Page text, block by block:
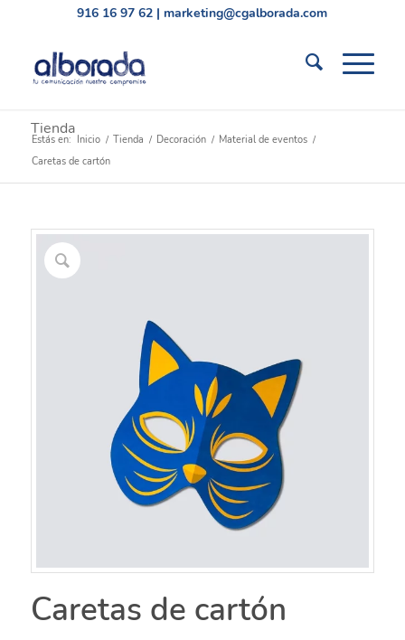
916 16 97 62 | marketing@cgalborada.com
Tienda
Estás en: Inicio / Tienda / Decoración / Material de eventos /
Caretas de cartón
Caretas de cartón